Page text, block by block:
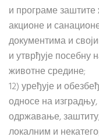
и програме
акционе и
документима и
и утврђује посебну
животне средине;
12) уређује и
односе на изградњу,
одржавање,
локалним и